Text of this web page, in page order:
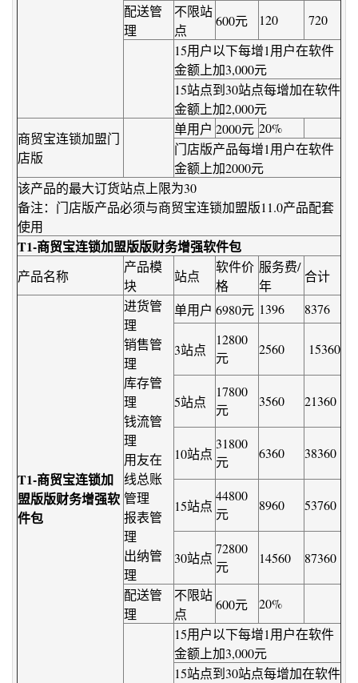
配送管
理
不限站
点
600元 120
720
15用户以下每增1用户在软件
金额上加3,000元
15站点到30站点每增加在软件
金额上加2,000元
商贸宝连锁加盟门
店版
单用户 2000元 20%
门店版产品每增1用户在软件
金额上加2000元
该产品的最大订货站点上限为30
备注：门店版产品必须与商贸宝连锁加盟版11.0产品配套
使用
T1-商贸宝连锁加盟版版财务增强软件包
产品名称
产品模
块
站点
软件价
格
服务费/
年
合计
T1-商贸宝连锁加
盟版版财务增强软
件包
进货管
理
销售管
理
库存管
理
钱流管
理
用友在
线总账
管理
报表管
理
出纳管
理
单用户 6980元 1396 8376
3站点
12800
元
2560 15360
5站点
17800
元
3560 21360
10站点
31800
元
6360 38360
15站点
44800
元
8960 53760
30站点
72800
元
14560 87360
配送管
理
不限站
点
600元
20%
15用户以下每增1用户在软件
金额上加3,000元
15站点到30站点每增加在软件